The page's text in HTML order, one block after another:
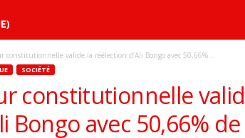
constitutionnelle valide la réélection d’Ali Bongo avec 50,66%...
SOCIÉTÉ
constitutionnelle
Bongo avec 50,66%